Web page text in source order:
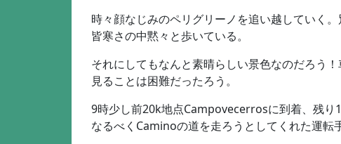
時々顔なじみのペリグリーノを追い越していく
皆寒さの中黙々と歩いている。
それにしてもなんと素晴らしい景色なのだろう
見ることは困難だったろう。
9時少し前20k地点Campovecerrosに到着、残り
なるべくCaminoの道を走ろうとしてくれた運転